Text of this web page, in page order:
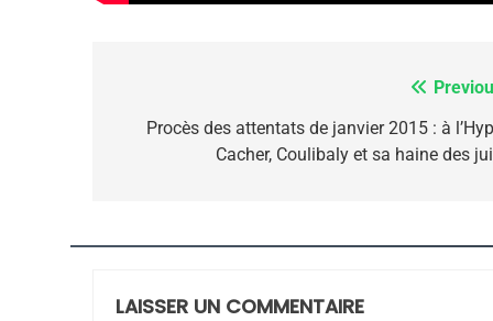
Procès des attentats de janvier 2015 : à
Cacher, Coulibaly et sa haine des
LAISSER UN COMMENTAIRE
CE QUI NOUS